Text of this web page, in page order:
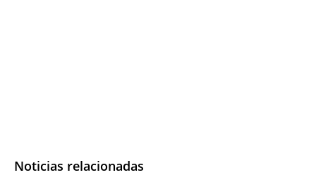
Noticias relacionadas